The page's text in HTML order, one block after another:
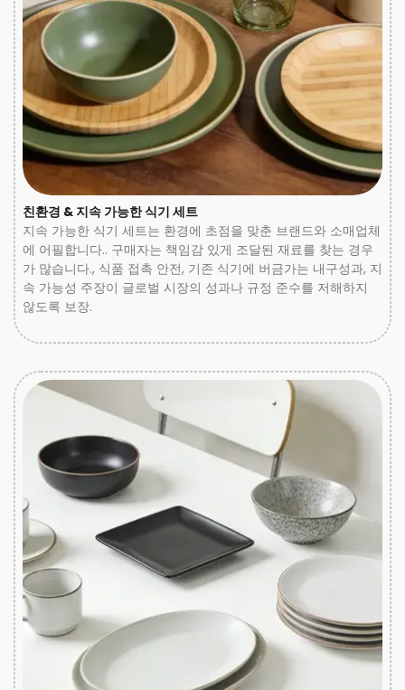
친환경 & 지속 가능한 식기 세트
지속 가능한 식기 세트는 환경에 초점을 맞춘 브랜드와 소매업체
에 어필합니다.. 구매자는 책임감 있게 조달된 재료를 찾는 경우
가 많습니다., 식품 접촉 안전, 기존 식기에 버금가는 내구성과, 지
속 가능성 주장이 글로벌 시장의 성과나 규정 준수를 저해하지
않도록 보장.